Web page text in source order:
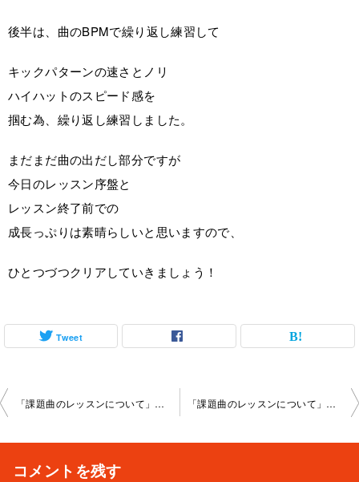
後半は、曲のBPMで繰り返し練習して
キックパターンの速さとノリ
ハイハットのスピード感を
掴む為、繰り返し練習しました。
まだまだ曲の出だし部分ですが
今日のレッスン序盤と
レッスン終了前での
成長っぷりは素晴らしいと思いますので、
ひとつづつクリアしていきましょう！
Tweet
投
「課題曲のレッスンについて」柏教室2021-07-23-no00012-1039 「課題曲のレッスンについて」柏教室2021-08-27-no00012-1039
コメントを残す